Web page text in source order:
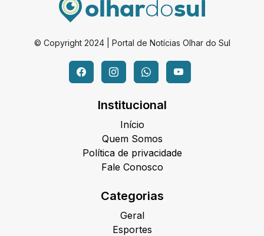
© Copyright 2024 | Portal de Notícias Olhar do Sul
Institucional
Início
Quem Somos
Política de privacidade
Fale Conosco
Categorias
Geral
Esportes